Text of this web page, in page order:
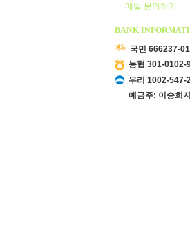
메일 문의하기
BANK
국민 666237-
농협 301-0102-
우리 1002-547-
예금주: 이승희